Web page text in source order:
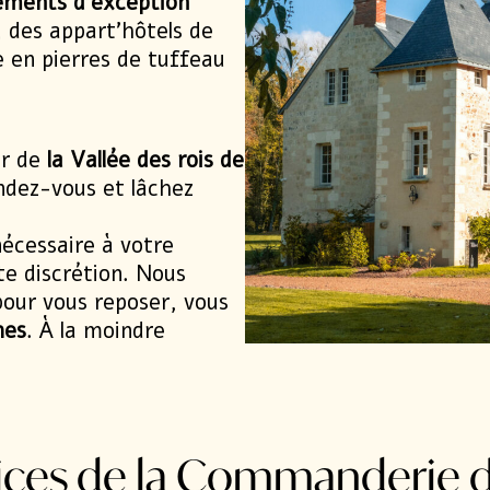
Séance de Yoga
Les Golfs de
Découvrir
appart’hôtels de
en pierres de tuffeau
de la Vallée des rois de
vous et lâchez
à votre
discrétion. Nous
vous reposer, vous
. À la moindre
de la Commanderie